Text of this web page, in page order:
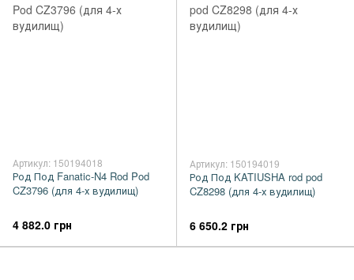
Артикул: 150194018
Род Под Fanatic-N4 Rod Pod
CZ3796 (для 4-х вудилищ)
4 882.0 грн
Артикул: 150194019
Род Под KATIUSHA rod pod
CZ8298 (для 4-х вудилищ)
6 650.2 грн